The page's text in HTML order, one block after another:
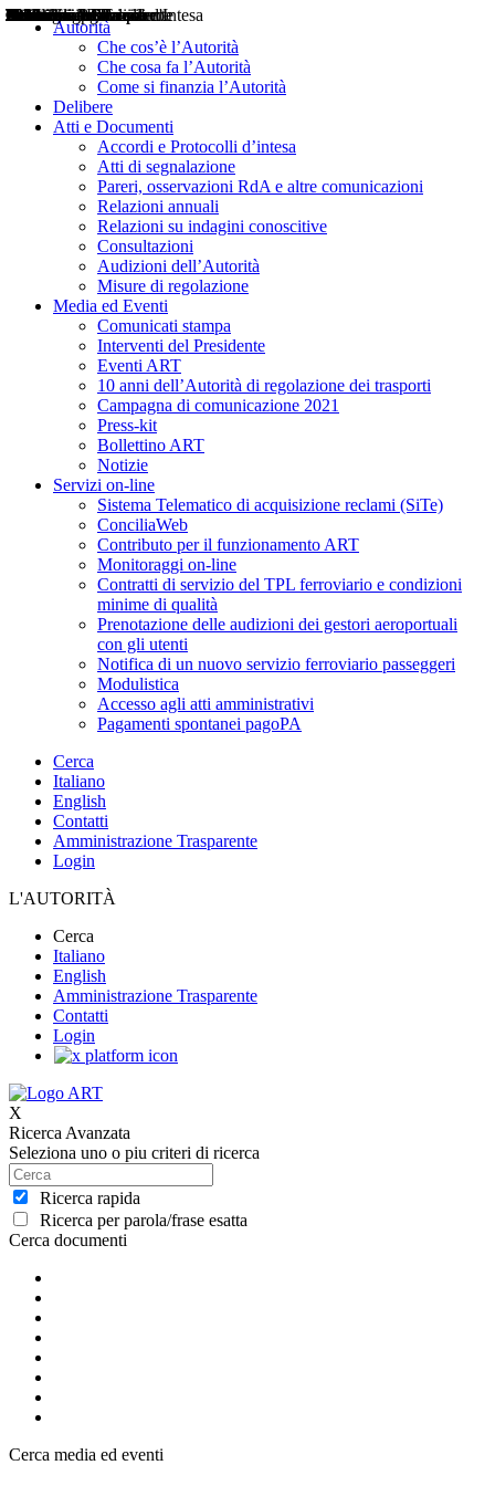
Autorità
Che cos’è l’Autorità
Che cosa fa l’Autorità
Come si finanzia l’Autorità
Delibere
Atti e Documenti
Accordi e Protocolli d’intesa
Atti di segnalazione
Pareri, osservazioni RdA e altre comunicazioni
Relazioni annuali
Relazioni su indagini conoscitive
Consultazioni
Audizioni dell’Autorità
Misure di regolazione
Media ed Eventi
Comunicati stampa
Interventi del Presidente
Eventi ART
10 anni dell’Autorità di regolazione dei trasporti
Campagna di comunicazione 2021
Press-kit
Bollettino ART
Notizie
Servizi on-line
Sistema Telematico di acquisizione reclami (SiTe)
ConciliaWeb
Contributo per il funzionamento ART
Monitoraggi on-line
Contratti di servizio del TPL ferroviario e condizioni
minime di qualità
Prenotazione delle audizioni dei gestori aeroportuali
con gli utenti
Notifica di un nuovo servizio ferroviario passeggeri
Modulistica
Accesso agli atti amministrativi
Pagamenti spontanei pagoPA
Cerca
Italiano
English
Contatti
Amministrazione Trasparente
Login
L'AUTORITÀ
Cerca
Italiano
English
Amministrazione Trasparente
Contatti
Login
X
Ricerca Avanzata
Seleziona uno o piu criteri di ricerca
Ricerca rapida
Ricerca per parola/frase esatta
Cerca documenti
Delibere
Pareri
Consultazioni
Audizioni
Atti di Segnalazione
Accordi e Protocolli d'Intesa
Relazioni annuali
Misure di regolazione
Cerca media ed eventi
Notizie
Comunicati Stampa
Bollettini ART
Convegni ART
Interviste del Presidente
Articoli in primo piano
Interventi del Presidente
2004
2005
2010
2013
2014
2015
2016
2017
2018
2019
202
2020
2021
2022
2023
2024
2025
2026
Aereo
Marittimo
Terrestre